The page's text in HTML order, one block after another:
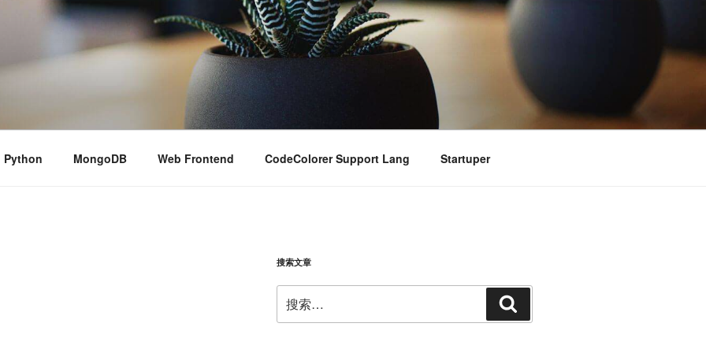
Python MongoDB Web Frontend CodeColorer Support Lang Startuper
搜索文章
索：
索